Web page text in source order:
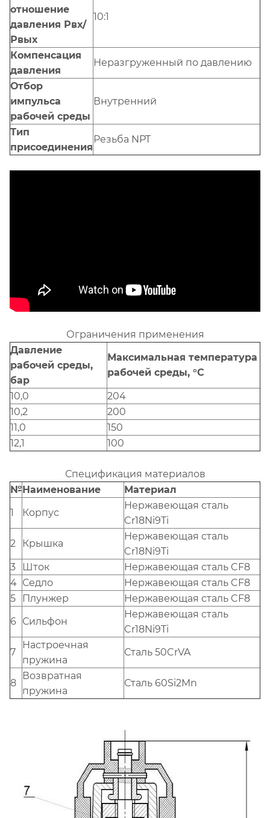
отношение
давления Рвх/
Рвых
10:1
Компенсация
давления
Неразгруженный по давлению
Отбор
импульса
рабочей среды
Внутренний
Тип
присоединения
Резьба NPT
Ограничения применения
Давление
рабочей среды,
бар
Максимальная температура
рабочей среды, °С
10,0
204
10,2
200
11,0
150
12,1
100
Спецификация материалов
№Наименование
Материал
1
Корпус
Нержавеющая сталь
Cr18Ni9Ti
2
Крышка
Нержавеющая сталь
Cr18Ni9Ti
3
Шток
Нержавеющая сталь CF8
4 Седло
Нержавеющая сталь CF8
5
Плунжер
Нержавеющая сталь CF8
6 Сильфон
Нержавеющая сталь
Cr18Ni9Ti
7
Настроечная
пружина
Сталь 50CrVA
8
Возвратная
пружина
Сталь 60Si2Mn